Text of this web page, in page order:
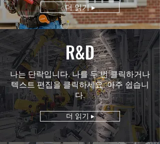
더 읽기 ▸
R&D
나는 단락입니다. 나를 두 번 클릭하거나
텍스트 편집을 클릭하세요. 아주 쉽습니
다.
더 읽기 ▸